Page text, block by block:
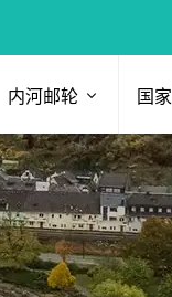
内河邮轮 国家